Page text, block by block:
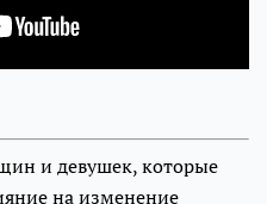
и девушек, которые
на изменение